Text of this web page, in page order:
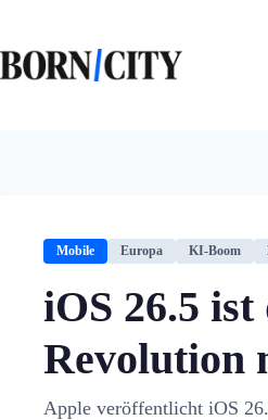
springen
Mobile Europa KI-Boom
iOS 26.5
Revolution
Apple veröffentlicht iOS